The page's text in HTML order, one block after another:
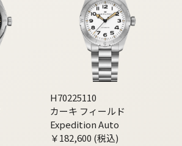
H70225110
カーキ フィールド
Expedition Auto
￥182,600 (税込)